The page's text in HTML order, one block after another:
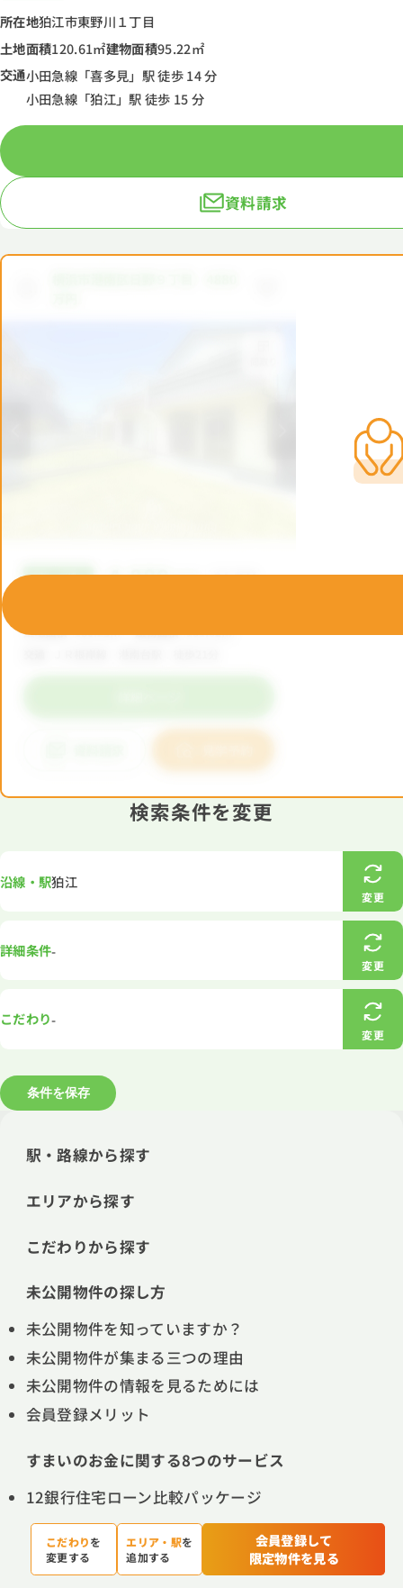
所在地狛江市東野川１丁目
土地面積120.61㎡建物面積95.22㎡
交通小田急線「喜多見」駅 徒歩 14 分
小田急線「狛江」駅 徒歩 15 分
資料請求
検索条件を変更
沿線・駅狛江
変更
詳細条件-
変更
こだわり-
変更
条件を保存
駅・路線から探す
エリアから探す
こだわりから探す
未公開物件の探し方
未公開物件を知っていますか？
未公開物件が集まる三つの理由
未公開物件の情報を見るためには
会員登録メリット
すまいのお金に関する8つのサービス
12銀行住宅ローン比較パッケージ
はじめの一歩セミナー
ファイナンシャルプランナー個別相談会
ライフプランニングシュミレーション
こだわりを
変更する
エリア・駅を
追加する
会員登録して
限定物件を見る